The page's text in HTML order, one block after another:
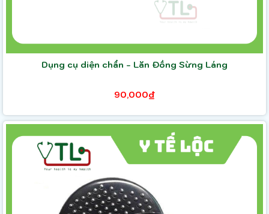
Dụng cụ diện chẩn - Lăn Đồng Sừng Láng
90,000₫